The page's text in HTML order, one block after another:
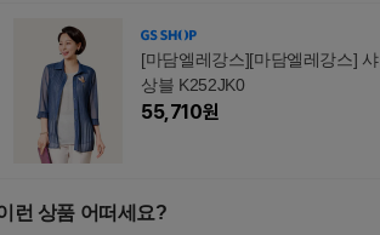
[마담엘레강스][마담엘레강스]
상블 K252JK0
55,710원
런 상품 어떠세요?